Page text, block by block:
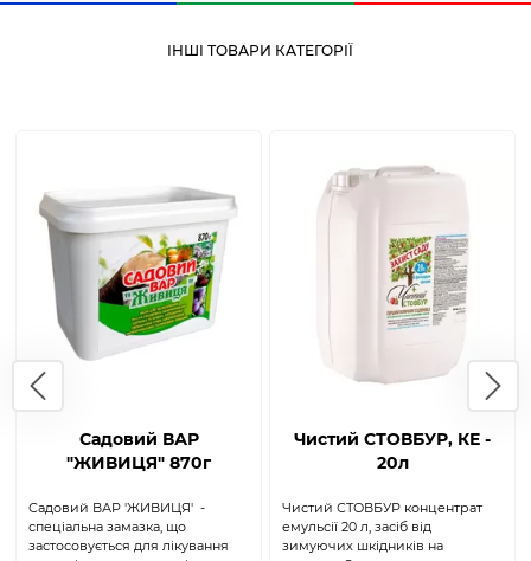
ІНШІ ТОВАРИ КАТЕГОРІЇ
Садовий ВАР
"ЖИВИЦЯ" 870г
Садовий ВАР 'ЖИВИЦЯ' -
спеціальна замазка, що
застосовується для лікування
Чистий СТОВБУР, КЕ -
20л
Чистий СТОВБУР концентрат
емульсії 20 л, засіб від
зимуючих шкідників на